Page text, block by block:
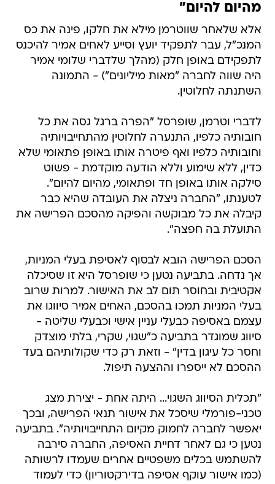
מהיום להיום"
אלא שלאחר שווטרמן מילא את חלקו, פינה את כס
המנכ"ל, עבר לתפקיד יועץ וסייע לאחים אמיר להיכנס
לתפקידם באופן חלק (מהלך שלדברי שלומי אמיר
היה שווה לחברה "מאות מיליונים") - התמונה
השתנתה לחלוטין.
לדברי וטרמן, שופרסל "הפרה ברגל גסה את כל
חובותיה כלפיו, התנערה לחלוטין מהתחייבויותיה
וחובותיה כלפיו ואף פיטרה אותו באופן פתאומי שלא
כדין, ללא שימוע וללא הודעה מוקדמת - פשוט
סילקה אותו באופן חד ופתאומי, מהיום להיום".
לטענתו, "החברה ניצלה את העובדה שהיא כבר
קיבלה את כל מבוקשה והפיקה מהסכם הפרישה את
התועלת בה חפצה".
הסכם הפרישה הובא לבסוף לאסיפת בעלי המניות,
אך נדחה. בתביעה נטען כי שופרסל היא זו שסיכלה
אקטיבית ובחוסר תום לב את האישור. למרות שרוב
בעלי המניות תמכו בהסכם, האחים אמיר סיווגו את
עצמם באסיפה כבעלי עניין אישי וכבעלי שליטה -
סיווג שמוגדר בתביעה כ"שגוי, שקרי, בלתי מוצדק
וחסר כל עיגון בדין" - וזאת רק כדי שקולותיהם בעד
ההסכם לא ייספרו וההצעה תיפול.
"תכלית הסיווג השגוי... היתה אחת - יצירת מצג
טכני-פורמלי שיסכל את אישור תנאי הפרישה, ובכך
יאפשר לחברה לחמוק מקיום התחייבויותיה". בתביעה
נטען כי גם לאחר דחיית האסיפה, החברה סירבה
להשתמש בכלים משפטיים אחרים שעמדו לרשותה
(כמו אישור עוקף אסיפה בדירקטוריון) כדי לעמוד